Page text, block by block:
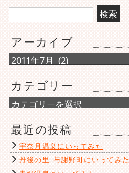
検
索:
アーカイブ
ア
ー
イ
ブ
カテゴリー
カ
テ
リ
ー
最近の投稿
宇奈月温泉にいってみた
丹後の里 与謝野町にいってみた